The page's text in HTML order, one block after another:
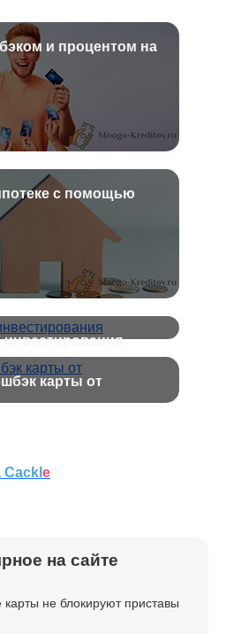
и процентом на
с помощью
карты от
Cackl e
на сайте
карты не блокируют приставы